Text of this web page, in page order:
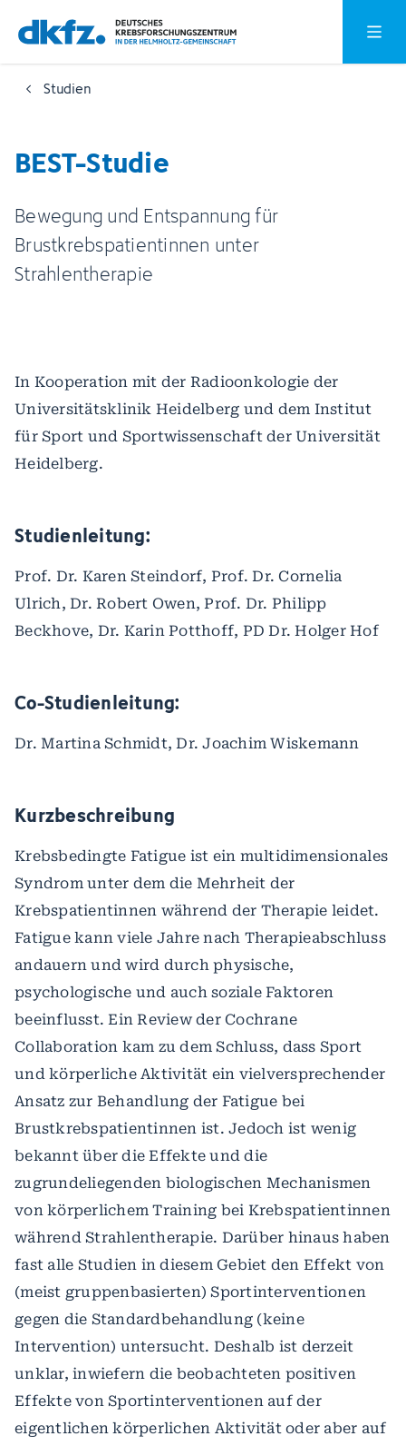
Zum
Hauptinhalt
springen
Zur
Fußzeile
springen
Studien
BEST-Studie
Bewegung und Entspannung für
Brustkrebspatientinnen unter
Strahlentherapie
In Kooperation mit der Radioonkologie der
Universitätsklinik Heidelberg und dem Institut
für Sport und Sportwissenschaft der Universität
Heidelberg.
Studienleitung:
Prof. Dr. Karen Steindorf, Prof. Dr. Cornelia
Ulrich, Dr. Robert Owen, Prof. Dr. Philipp
Beckhove, Dr. Karin Potthoff, PD Dr. Holger Hof
Co-Studienleitung:
Dr. Martina Schmidt, Dr. Joachim Wiskemann
Kurzbeschreibung
Krebsbedingte Fatigue ist ein multidimensionales
Syndrom unter dem die Mehrheit der
Krebspatientinnen während der Therapie leidet.
Fatigue kann viele Jahre nach Therapieabschluss
andauern und wird durch physische,
psychologische und auch soziale Faktoren
beeinflusst. Ein Review der Cochrane
Collaboration kam zu dem Schluss, dass Sport
und körperliche Aktivität ein vielversprechender
Ansatz zur Behandlung der Fatigue bei
Brustkrebspatientinnen ist. Jedoch ist wenig
bekannt über die Effekte und die
zugrundeliegenden biologischen Mechanismen
von körperlichem Training bei Krebspatientinnen
während Strahlentherapie. Darüber hinaus haben
fast alle Studien in diesem Gebiet den Effekt von
(meist gruppenbasierten) Sportinterventionen
gegen die Standardbehandlung (keine
Intervention) untersucht. Deshalb ist derzeit
unklar, inwiefern die beobachteten positiven
Effekte von Sportinterventionen auf der
eigentlichen körperlichen Aktivität oder aber auf